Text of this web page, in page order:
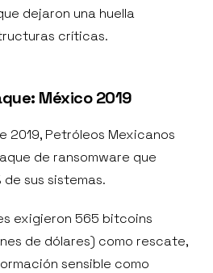
dejaron una huella
críticas.
México 2019
2019, Petróleos Mexicanos
de ransomware que
sus sistemas.
exigieron 565 bitcoins
de dólares) como rescate,
sensible como